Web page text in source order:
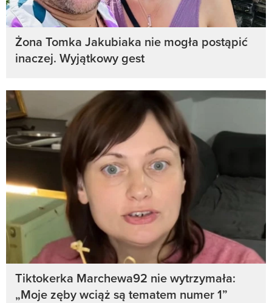
Żona Tomka Jakubiaka nie mogła postąpić
inaczej. Wyjątkowy gest
Tiktokerka Marchewa92 nie wytrzymała:
„Moje zęby wciąż są tematem numer 1”